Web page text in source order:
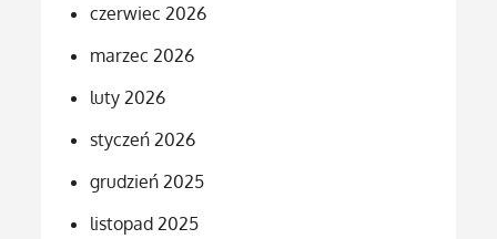
czerwiec 2026
marzec 2026
luty 2026
styczeń 2026
grudzień 2025
listopad 2025